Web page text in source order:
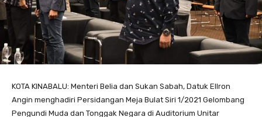
KOTA KINABALU: Menteri Belia dan Sukan Sabah, Datuk Ellron
Angin menghadiri Persidangan Meja Bulat Siri 1/2021 Gelombang
Pengundi Muda dan Tonggak Negara di Auditorium Unitar